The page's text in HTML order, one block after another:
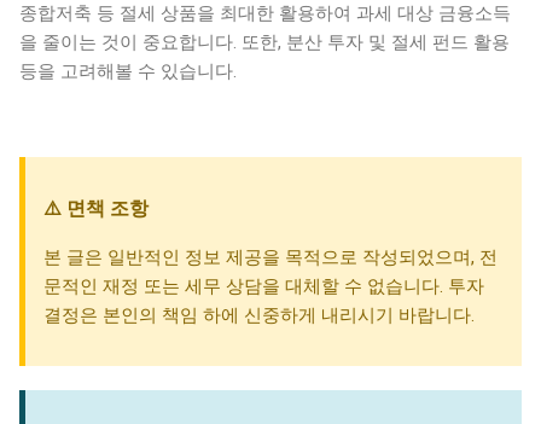
종합저축 등 절세 상품을 최대한 활용하여 과세 대상 금융소득
을 줄이는 것이 중요합니다. 또한, 분산 투자 및 절세 펀드 활용
등을 고려해볼 수 있습니다.
⚠️ 면책 조항
본 글은 일반적인 정보 제공을 목적으로 작성되었으며, 전
문적인 재정 또는 세무 상담을 대체할 수 없습니다. 투자
결정은 본인의 책임 하에 신중하게 내리시기 바랍니다.